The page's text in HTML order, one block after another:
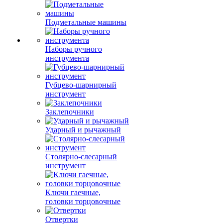
Подметальные машины
Наборы ручного
инструмента
Губцево-шарнирный
инструмент
Заклепочники
Ударный и рычажный
Столярно-слесарный
инструмент
Ключи гаечные,
головки торцовочные
Отвертки